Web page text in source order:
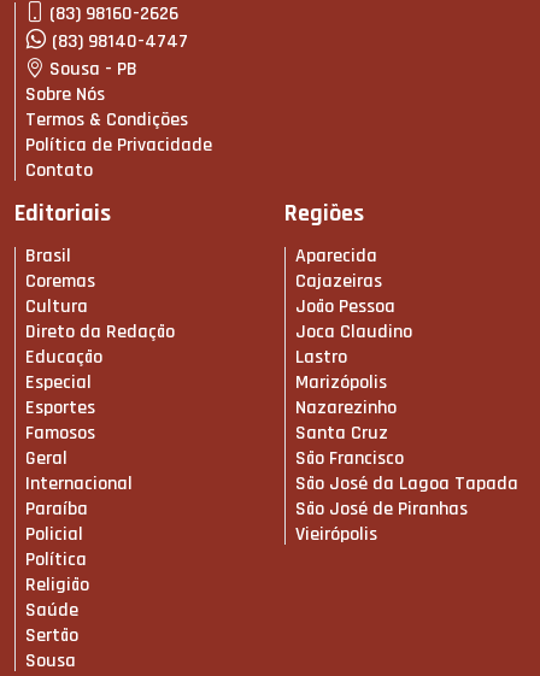
(83) 98160-2626
(83) 98140-4747
Sousa - PB
Sobre Nós
Termos & Condições
Política de Privacidade
Contato
Editoriais
Brasil
Coremas
Cultura
Direto da Redação
Educação
Especial
Esportes
Famosos
Geral
Internacional
Paraíba
Policial
Política
Religião
Saúde
Sertão
Sousa
Regiões
Aparecida
Cajazeiras
João Pessoa
Joca Claudino
Lastro
Marizópolis
Nazarezinho
Santa Cruz
São Francisco
São José da Lagoa Tapada
São José de Piranhas
Vieirópolis